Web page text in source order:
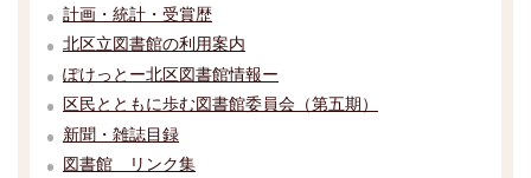
計画・統計・受賞歴
北区立図書館の利用案内
ぽけっとー北区図書館情報ー
区民とともに歩む図書館委員会（第五期）
新聞・雑誌目録
図書館 リンク集